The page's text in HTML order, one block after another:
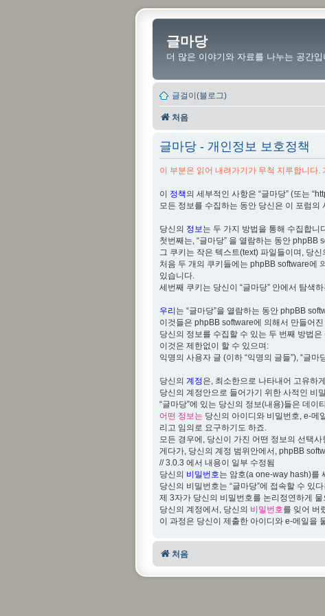
글마당
더 많은 이야기와 자료를 나누는 공간입
글걸이(블로그)
처음
글마당 - 개인정보 보호정책
이 부분은 읽어 내려가기가 무척 지루합니다
이 정책의 세부적인 사항은 “글마당” (또는
모든 정보를 수집하는 동안 당신은 이 포럼의
당신의 정보는 두 가지 방법을 통해 수집합니
첫번째는, “글마당” 을 열람하는 동안
그 쿠키는 작은 텍스트(text) 파일들이며, 당
처음 두 개의 쿠키들에는 phpBB software에
있습니다.
세번째 쿠키는 당신이 “글마당” 안에서 탐색
우리는 “글마당”을 열람하는 동안 phpBB
이것들은 phpBB software에 의해서 만들어
당신의 정보를 수집할 수 있는 두 번째 방법
이것은 제한없이 할 수 있으며:
익명의 사용자 글 (이하 “익명의 글들”), “글
당신의 계정은, 최소한으로 나타내어 고유하
당신의 계정안으로 들어가기 위한 사적인 비
“글마당”에 있는 당신의 정보(내용)들은 데
어떤 정보는 당신의 아이디와 비밀번호, e-메
리고 임의로 요구하기도 하죠.
모든 경우에, 당신이 가진 어떤 정보의 선택
게다가, 당신의 계정 범위안에서, phpBB
// 3.0.3 에서 내용이 일부 수정됨
당신의 비밀번호는 암호(a one-way hash)를
당신의 비밀번호는 “글마당”에 접속할 수 있
제 3자가 당신의 비밀번호를 논리정연하게
당신의 계정에서, 당신의 비밀번호를 잊어 버
이 과정은 당신이 제출한 아이디와 e-메일을
처음